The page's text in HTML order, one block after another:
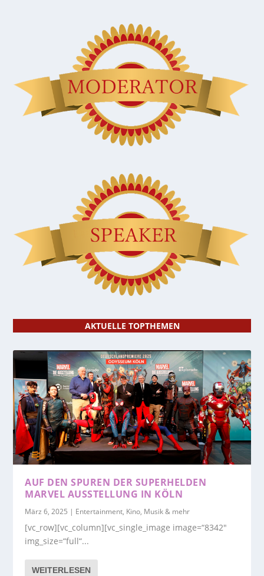
AKTUELLE TOPTHEMEN
AUF DEN SPUREN DER SUPERHELDEN
MARVEL AUSSTELLUNG IN KÖLN
März 6, 2025 | Entertainment, Kino, Musik & mehr
[vc_row][vc_column][vc_single_image image=“8342″
img_size=“full“...
WEITERLESEN